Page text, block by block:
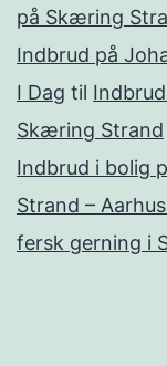
på Skæring
Indbrud på
I Dag til
Skæring Strand
Indbrud i bolig
Strand –
fersk gerning i